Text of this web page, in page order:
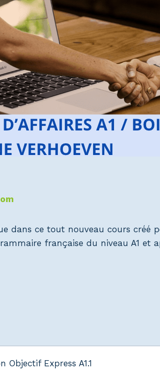
dans ce tout nouveau cours créé
française du niveau A1 et
Express A1.1